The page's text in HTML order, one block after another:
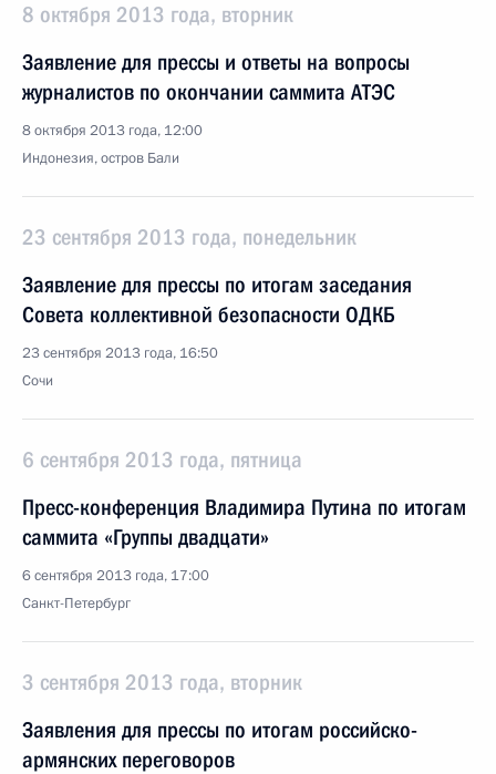
8 октября 2013 года, вторник
Заявление для прессы и ответы на вопросы
журналистов по окончании саммита АТЭС
8 октября 2013 года, 12:00
Индонезия, остров Бали
23 сентября 2013 года, понедельник
Заявление для прессы по итогам заседания
Совета коллективной безопасности ОДКБ
23 сентября 2013 года, 16:50
Сочи
6 сентября 2013 года, пятница
Пресс-конференция Владимира Путина по итогам
саммита «Группы двадцати»
6 сентября 2013 года, 17:00
Санкт-Петербург
3 сентября 2013 года, вторник
Заявления для прессы по итогам российско-
армянских переговоров